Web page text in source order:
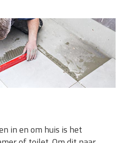
in en om huis is het